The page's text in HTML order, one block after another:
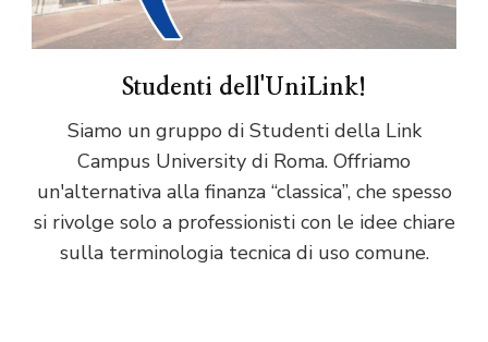
Studenti dell'UniLink!
Siamo un gruppo di Studenti della Link
Campus University di Roma. Offriamo
un'alternativa alla finanza “classica”, che spesso
si rivolge solo a professionisti con le idee chiare
sulla terminologia tecnica di uso comune.